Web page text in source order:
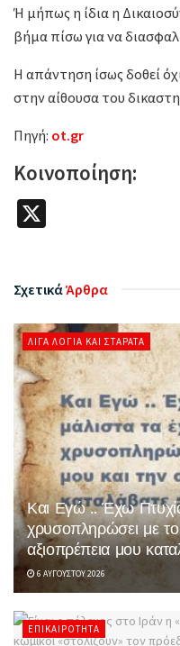
Ή μήπως η ίδια η
βήμα πίσω για να
Η απάντηση ίσως δοθεί
στην αίθουσα του
Πηγή: ot.gr
Κοινοποίηση:
ΣχετικάΆρθρα
ΛΊΓΑ ΛΌΓΙΑ ΚΑΙ ΣΤΑΡΆΤΑ
Και Εγώ .. Έχω
χρυσοπληρώσει με το
αξιοπρέπεια μου
6 ΑΥΓΟΎΣΤΟΥ 2026
ΕΠΙΚΑΙΡΌΤΗΤΑ